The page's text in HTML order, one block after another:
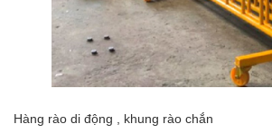
Hàng rào di động , khung rào chắn